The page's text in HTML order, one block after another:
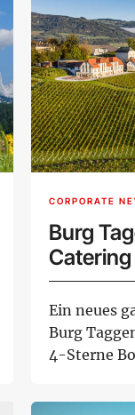
CORPORATE
Burg
Ein neues
Burg
4-Sterne